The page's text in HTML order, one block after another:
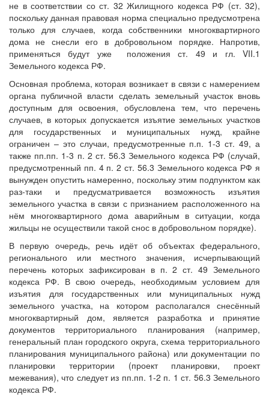
не в соответствии со ст. 32 Жилищного кодекса РФ (ст. 32),
поскольку данная правовая норма специально предусмотрена
только для случаев, когда собственники многоквартирного
дома не снесли его в добровольном порядке. Напротив,
применяться будут уже положения ст. 49 и гл. VII.1
Земельного кодекса РФ.
Основная проблема, которая возникает в связи с намерением
органа публичной власти сделать земельный участок вновь
доступным для освоения, обусловлена тем, что перечень
случаев, в которых допускается изъятие земельных участков
для государственных и муниципальных нужд, крайне
ограничен – это случаи, предусмотренные п.п. 1-3 ст. 49, а
также пп.пп. 1-3 п. 2 ст. 56.3 Земельного кодекса РФ (случай,
предусмотренный пп. 4 п. 2 ст. 56.3 Земельного кодекса РФ я
вынужден опустить намеренно, поскольку этим подпунктом как
раз-таки и предусматривается возможность изъятия
земельного участка в связи с признанием расположенного на
нём многоквартирного дома аварийным в ситуации, когда
жильцы не осуществили такой снос в добровольном порядке).
В первую очередь, речь идёт об объектах федерального,
регионального или местного значения, исчерпывающий
перечень которых зафиксирован в п. 2 ст. 49 Земельного
кодекса РФ. В свою очередь, необходимым условием для
изъятия для государственных или муниципальных нужд
земельного участка, на котором располагался снесённый
многоквартирный дом, является разработка и принятие
документов территориального планирования (например,
генеральный план городского округа, схема территориального
планирования муниципального района) или документации по
планировки территории (проект планировки, проект
межевания), что следует из пп.пп. 1-2 п. 1 ст. 56.3 Земельного
кодекса РФ.